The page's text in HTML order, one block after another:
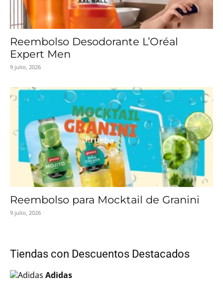
Reembolso Desodorante L’Oréal
Expert Men
9 julio, 2026
Reembolso para Mocktail de Granini
9 julio, 2026
Tiendas con Descuentos Destacados
Adidas